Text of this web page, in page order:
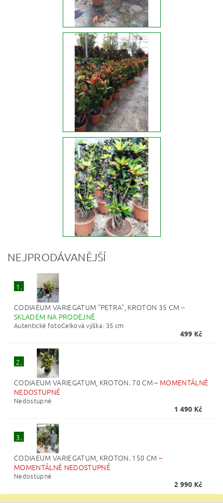
NEJPRODÁVANĚJŠÍ
1.
CODIAEUM VARIEGATUM "PETRA", KROTON 35 CM –
SKLADEM NA PRODEJNĚ
Autentické fotoCelková výška: 35 cm
499 Kč
2.
CODIAEUM VARIEGATUM, KROTON. 70 CM– MOMENTÁLNĚ
NEDOSTUPNÉ
Nedostupné
1 490 Kč
3.
CODIAEUM VARIEGATUM, KROTON. 150 CM –
MOMENTÁLNĚ NEDOSTUPNÉ
Nedostupné
2 990 Kč